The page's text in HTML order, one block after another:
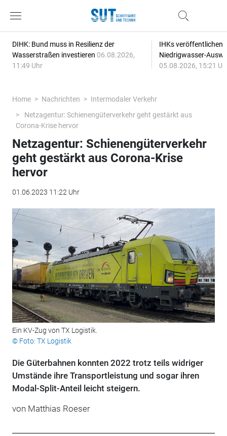
DIHK: Bund muss in Resilienz der
Wasserstraßen investieren 06.08.2026,
11:49 Uhr
IHKs veröffentlichen
Niedrigwasser-
05.08.2026, 15:21
Home Nachrichten
Intermodaler Verkehr
Netzagentur: Schienengüterverkehr geht gestärkt aus
Corona-Krise hervor
Netzagentur: Schienengüterverkehr
geht gestärkt aus Corona-Krise
hervor
01.06.2023 11:22 Uhr
Ein KV-Zug von TX Logistik.
© Foto: TX Logistik
Die Güterbahnen konnten 2022 trotz teils widriger
Umstände ihre Transportleistung und sogar ihren
Modal-Split-Anteil leicht steigern.
von Matthias Roeser